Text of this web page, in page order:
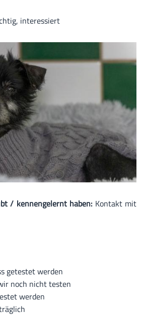
interessiert
/ kennengelernt haben: Kontakt mit
getestet werden
noch nicht testen
werden